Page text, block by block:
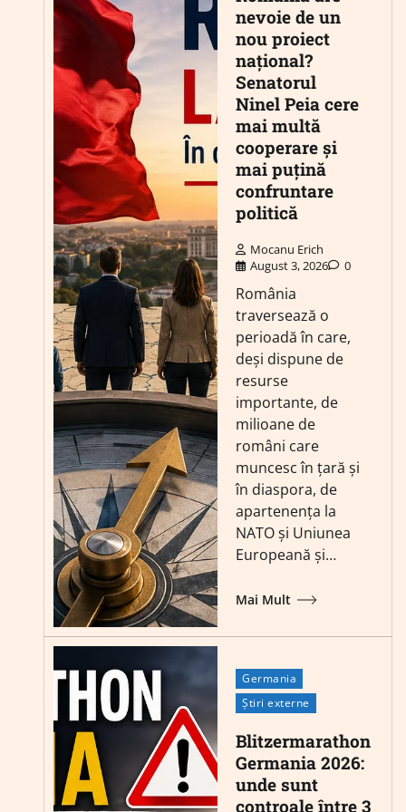
nevoie de un
nou proiect
național?
Senatorul
Ninel Peia cere
mai multă
cooperare și
mai puțină
confruntare
politică
Mocanu Erich
August 3, 2026
0
România
traversează o
perioadă în care,
deși dispune de
resurse
importante, de
milioane de
români care
muncesc în țară și
în diaspora, de
apartenența la
NATO și Uniunea
Europeană și…
Mai Mult
Germania
Știri externe
Blitzermarathon
Germania 2026:
unde sunt
controale între 3